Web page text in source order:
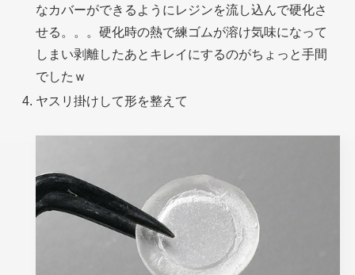
なカバーができるようにレジンを流し込んで硬化さ
せる。。。硬化時の熱で練ゴムが溶け気味になって
しまい剥離したあとキレイにするのがちょっと手間
でしたｗ
ヤスリ掛けして形を整えて